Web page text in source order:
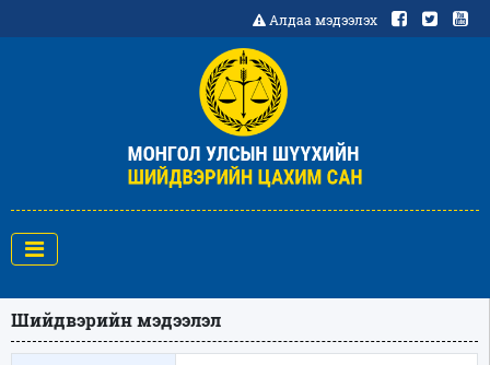
Алдаа мэдээлэх
Шийдвэрийн мэдээлэл